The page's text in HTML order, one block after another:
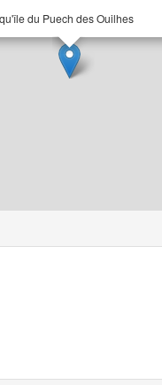
du Puech des Ouilhes